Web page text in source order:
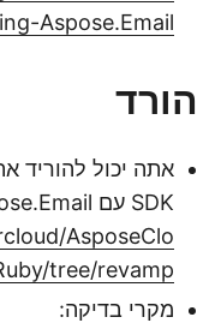
Aspose.Email
הורד
SDK עם Aspose.Email מ-
AsposeClo
tree/revamp
מקרי בדיקה: